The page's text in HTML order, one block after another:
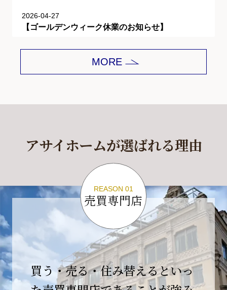
2026-04-27
【ゴールデンウィーク休業のお知らせ】
平素は格別のご愛顧を賜り、誠にありがとうご
下記期間をゴールデンウィーク休業とさせて頂
休業期間中に頂きましたお問い合わせにつきま
2026年5月7日(木)以降、順次対応させて頂きま
ご不便をおかけいたしますが、何卒ご理解の程
よろしくお願いいたします。
2026-04-17
【臨時休業のお知らせ】
平素より格別のご愛顧を賜り、誠にありがとう
ございます。
MORE
アサイホームが選ばれる理由
REASON 01
売買専門店
買う・売る・住み替えるといっ